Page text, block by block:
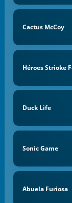
Cactus McCoy
Héroes Strioke
Duck Life
Sonic Game
Abuela Furiosa